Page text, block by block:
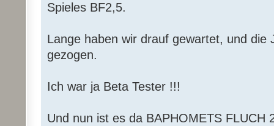
Spieles BF2,5.
Lange haben wir drauf gewartet, und die
gezogen.
Ich war ja Beta Tester !!!
Und nun ist es da BAPHOMETS FLUCH